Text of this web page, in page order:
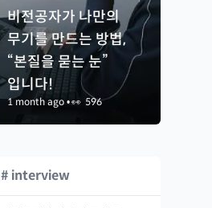
비전공자가 나만의
무기를 만드는 방법,
“본질을 묻는 눈”
입니다!
1 month ago•👀 596
# interview